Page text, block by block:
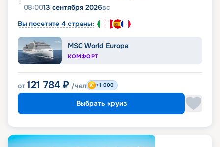
08:0013 сентября 2026вс
Вы посетите 4 страны:
MSC World Europa
КОМФОРТ
от 121 784 ₽ /чел +1 000
Выбрать круиз